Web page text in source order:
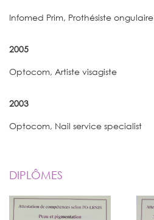
Infomed Prim, Prothésiste ongulaire
2005
Optocom, Artiste visagiste
2003
Optocom, Nail service specialist
DIPLÔMES